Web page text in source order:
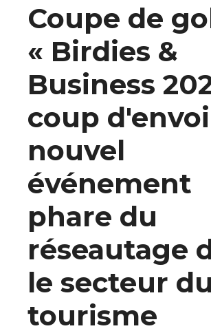
Coupe de
« Birdies &
Business
coup
nouvel
événement
phare du
réseautage
le secteur du
tourisme